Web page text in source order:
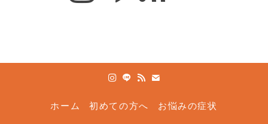
ホーム 初めての方へ お悩みの症状